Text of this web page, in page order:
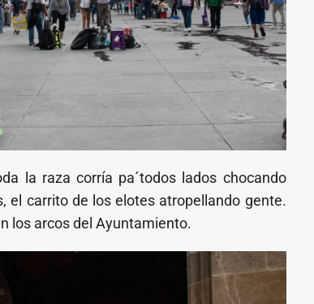
la raza corría pa´todos lados chocando
el carrito de los elotes atropellando gente.
los arcos del Ayuntamiento.